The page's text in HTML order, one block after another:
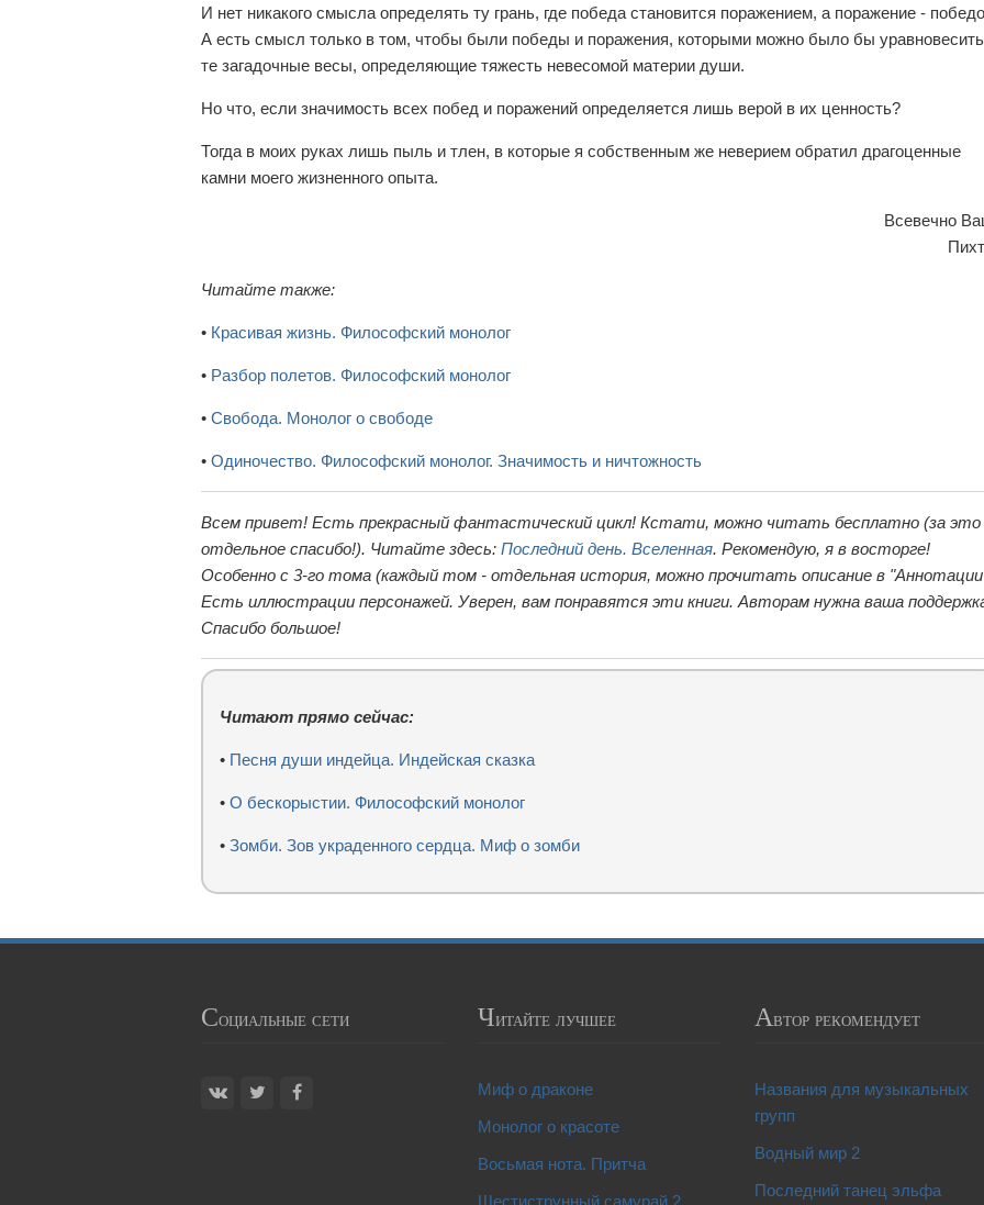
И нет никакого смысла определять ту грань, где победа становится поражением, а поражение -
А есть смысл только в том, чтобы были победы и поражения, которыми можно было бы уравновесить
те загадочные весы, определяющие тяжесть невесомой материи души.
Но что, если значимость всех побед и поражений определяется лишь верой в их ценность?
Тогда в моих руках лишь пыль и тлен, в которые я собственным же неверием обратил драгоценные
камни моего жизненного опыта.
Всевечно
Читайте также:
• Красивая жизнь. Философский монолог
• Разбор полетов. Философский монолог
• Свобода. Монолог о свободе
• Одиночество. Философский монолог. Значимость и ничтожность
Всем привет! Есть прекрасный фантастический цикл! Кстати, можно читать бесплатно (за это
отдельное спасибо!). Читайте здесь: Последний день. Вселенная. Рекомендую, я в восторге!
Особенно с 3-го тома (каждый том - отдельная история, можно прочитать описание в
Есть иллюстрации персонажей. Уверен, вам понравятся эти книги. Авторам нужна ваша
Спасибо большое!
Читают прямо сейчас:
• Песня души индейца. Индейская сказка
• О бескорыстии. Философский монолог
• Зомби. Зов украденного сердца. Миф о зомби
Социальные сети Читайте лучшее
Миф о драконе
Монолог о красоте
Восьмая нота. Притча
Шестиструнный самурай 2
Автор рекомендует
Названия для музыкальных
групп
Водный мир 2
Последний танец эльфа